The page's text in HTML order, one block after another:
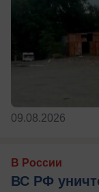
09.08.2026
В России
ВС РФ